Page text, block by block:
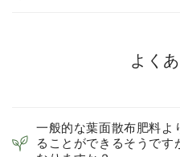
よく
一般的な葉面散布肥料よ
ることができるそうで